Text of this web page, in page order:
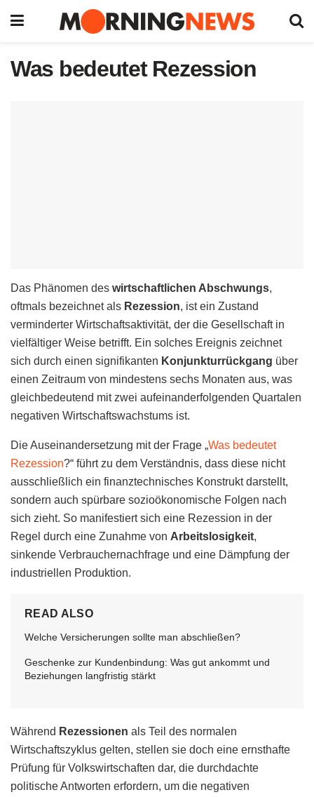
Was bedeutet Rezession
Das Phänomen des wirtschaftlichen Abschwungs,
oftmals bezeichnet als Rezession, ist ein Zustand
verminderter Wirtschaftsaktivität, der die Gesellschaft in
vielfältiger Weise betrifft. Ein solches Ereignis zeichnet
sich durch einen signifikanten Konjunkturrückgang über
einen Zeitraum von mindestens sechs Monaten aus, was
gleichbedeutend mit zwei aufeinanderfolgenden Quartalen
negativen Wirtschaftswachstums ist.
Die Auseinandersetzung mit der Frage „Was bedeutet
Rezession?“ führt zu dem Verständnis, dass diese nicht
ausschließlich ein finanztechnisches Konstrukt darstellt,
sondern auch spürbare sozioökonomische Folgen nach
sich zieht. So manifestiert sich eine Rezession in der
Regel durch eine Zunahme von Arbeitslosigkeit,
sinkende Verbrauchernachfrage und eine Dämpfung der
industriellen Produktion.
READ ALSO
Welche Versicherungen sollte man abschließen?
Geschenke zur Kundenbindung: Was gut ankommt und
Beziehungen langfristig stärkt
Während Rezessionen als Teil des normalen
Wirtschaftszyklus gelten, stellen sie doch eine ernsthafte
Prüfung für Volkswirtschaften dar, die durchdachte
politische Antworten erfordern, um die negativen